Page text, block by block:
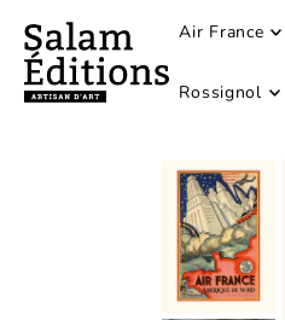
Air France
Rossignol